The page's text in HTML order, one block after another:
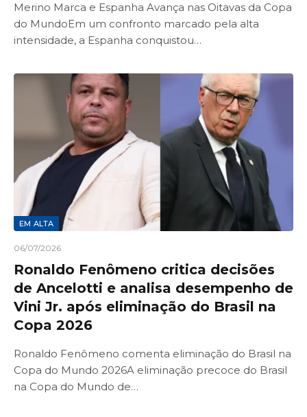
Merino Marca e Espanha Avança nas Oitavas da Copa
do MundoEm um confronto marcado pela alta
intensidade, a Espanha conquistou…
EM ALTA
06/07/2026
Ronaldo Fenômeno critica decisões
de Ancelotti e analisa desempenho de
Vini Jr. após eliminação do Brasil na
Copa 2026
Ronaldo Fenômeno comenta eliminação do Brasil na
Copa do Mundo 2026A eliminação precoce do Brasil
na Copa do Mundo de…